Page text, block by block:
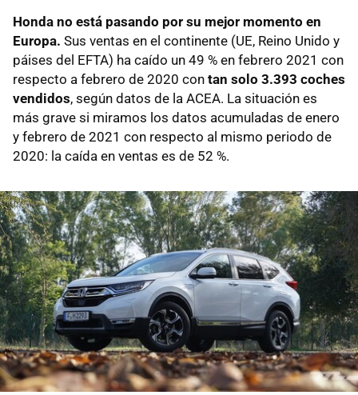
Honda no está pasando por su mejor momento en
Europa. Sus ventas en el continente (UE, Reino Unido y
páises del EFTA) ha caído un 49 % en febrero 2021 con
respecto a febrero de 2020 con tan solo 3.393 coches
vendidos, según datos de la ACEA. La situación es
más grave si miramos los datos acumuladas de enero
y febrero de 2021 con respecto al mismo periodo de
2020: la caída en ventas es de 52 %.